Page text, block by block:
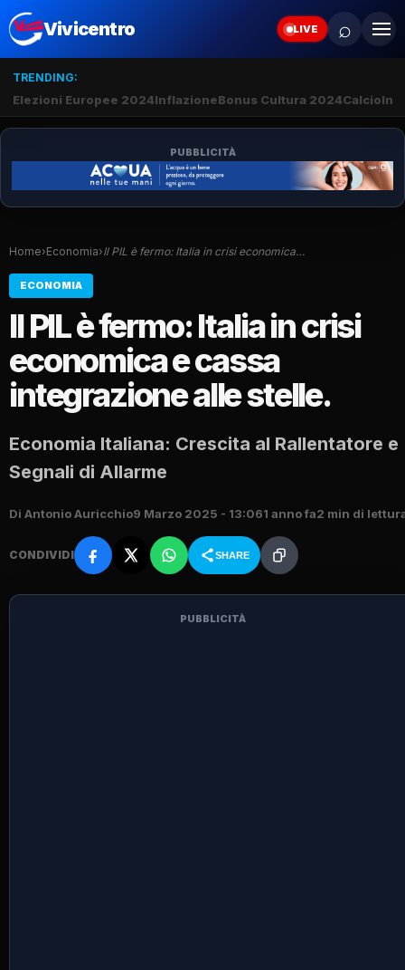
Vivicentro LIVE ⌕
TRENDING:
Elezioni Europee 2024InflazioneBonus Cultura 2024Calcio
PUBBLICITÀ
Home›Economia›Il PIL è fermo: Italia in crisi economica…
ECONOMIA
Il PIL è fermo: Italia in crisi
economica e cassa
integrazione alle stelle.
Economia Italiana: Crescita al Rallentatore e
Segnali di Allarme
Di Antonio Auricchio9 Marzo 2025 - 13:061 anno fa2 min di
CONDIVIDI SHARE
PUBBLICITÀ